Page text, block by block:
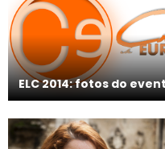
ELC 2014: fotos do